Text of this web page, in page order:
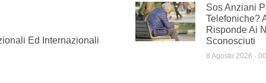
Ed Internazionali
Sos Anziani
Telefoniche?
Risponde Ai
Sconosciuti
8 Agosto 2026